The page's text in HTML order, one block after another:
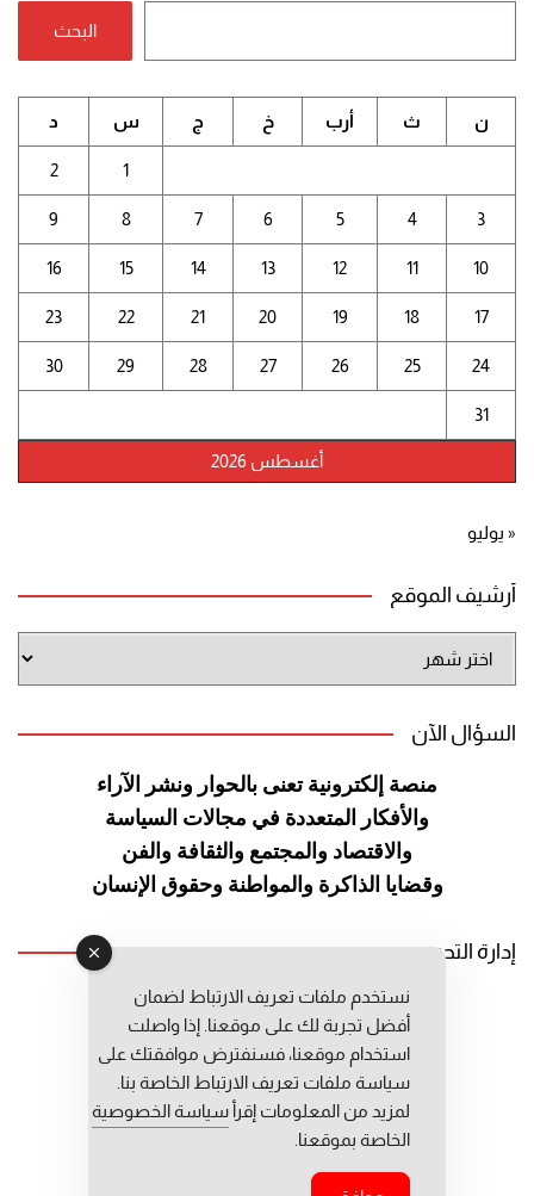
البحث
أغسطس 2026
ن ث أرب خ ج س د
1
2
3
4
5
6
7
8
9
10
11
12
13
14
15
16
17
18
19
20
21
22
23
24
25
26
27
28
29
30
31
« يوليو
أرشيف الموقع
الموقع
السؤال الآن
منصة إلكترونية تعنى بالحوار ونشر الآراء
والأفكار المتعددة في مجالات السياسة
والاقتصاد والمجتمع والثقافة والفن
وقضايا الذاكرة والمواطنة وحقوق الإنسان
إدارة التحرير
رئيس التحرير: عبد الرحيم التوراني
رئيس التحرير المساعد: المعطي قبال
مديرة التحرير: فاطمة حوحو
نستخدم ملفات تعريف الارتباط لضمان
أفضل تجربة لك على موقعنا. إذا واصلت
استخدام موقعنا، فسنفترض موافقتك على
سياسة ملفات تعريف الارتباط الخاصة بنا.
لمزيد من المعلومات إقرأ سياسة الخصوصية
الخاصة بموقعنا.